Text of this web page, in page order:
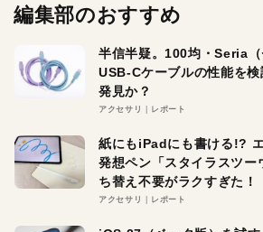
編集部のおすすめ
半信半疑。100均・Seria
USB-Cケーブルの性能を
発見か？
アクセサリ レポート
紙にもiPadにも書ける!?
発想ペン「スタイラスツー
ち替え不要がラクすぎた！
アクセサリ レポート